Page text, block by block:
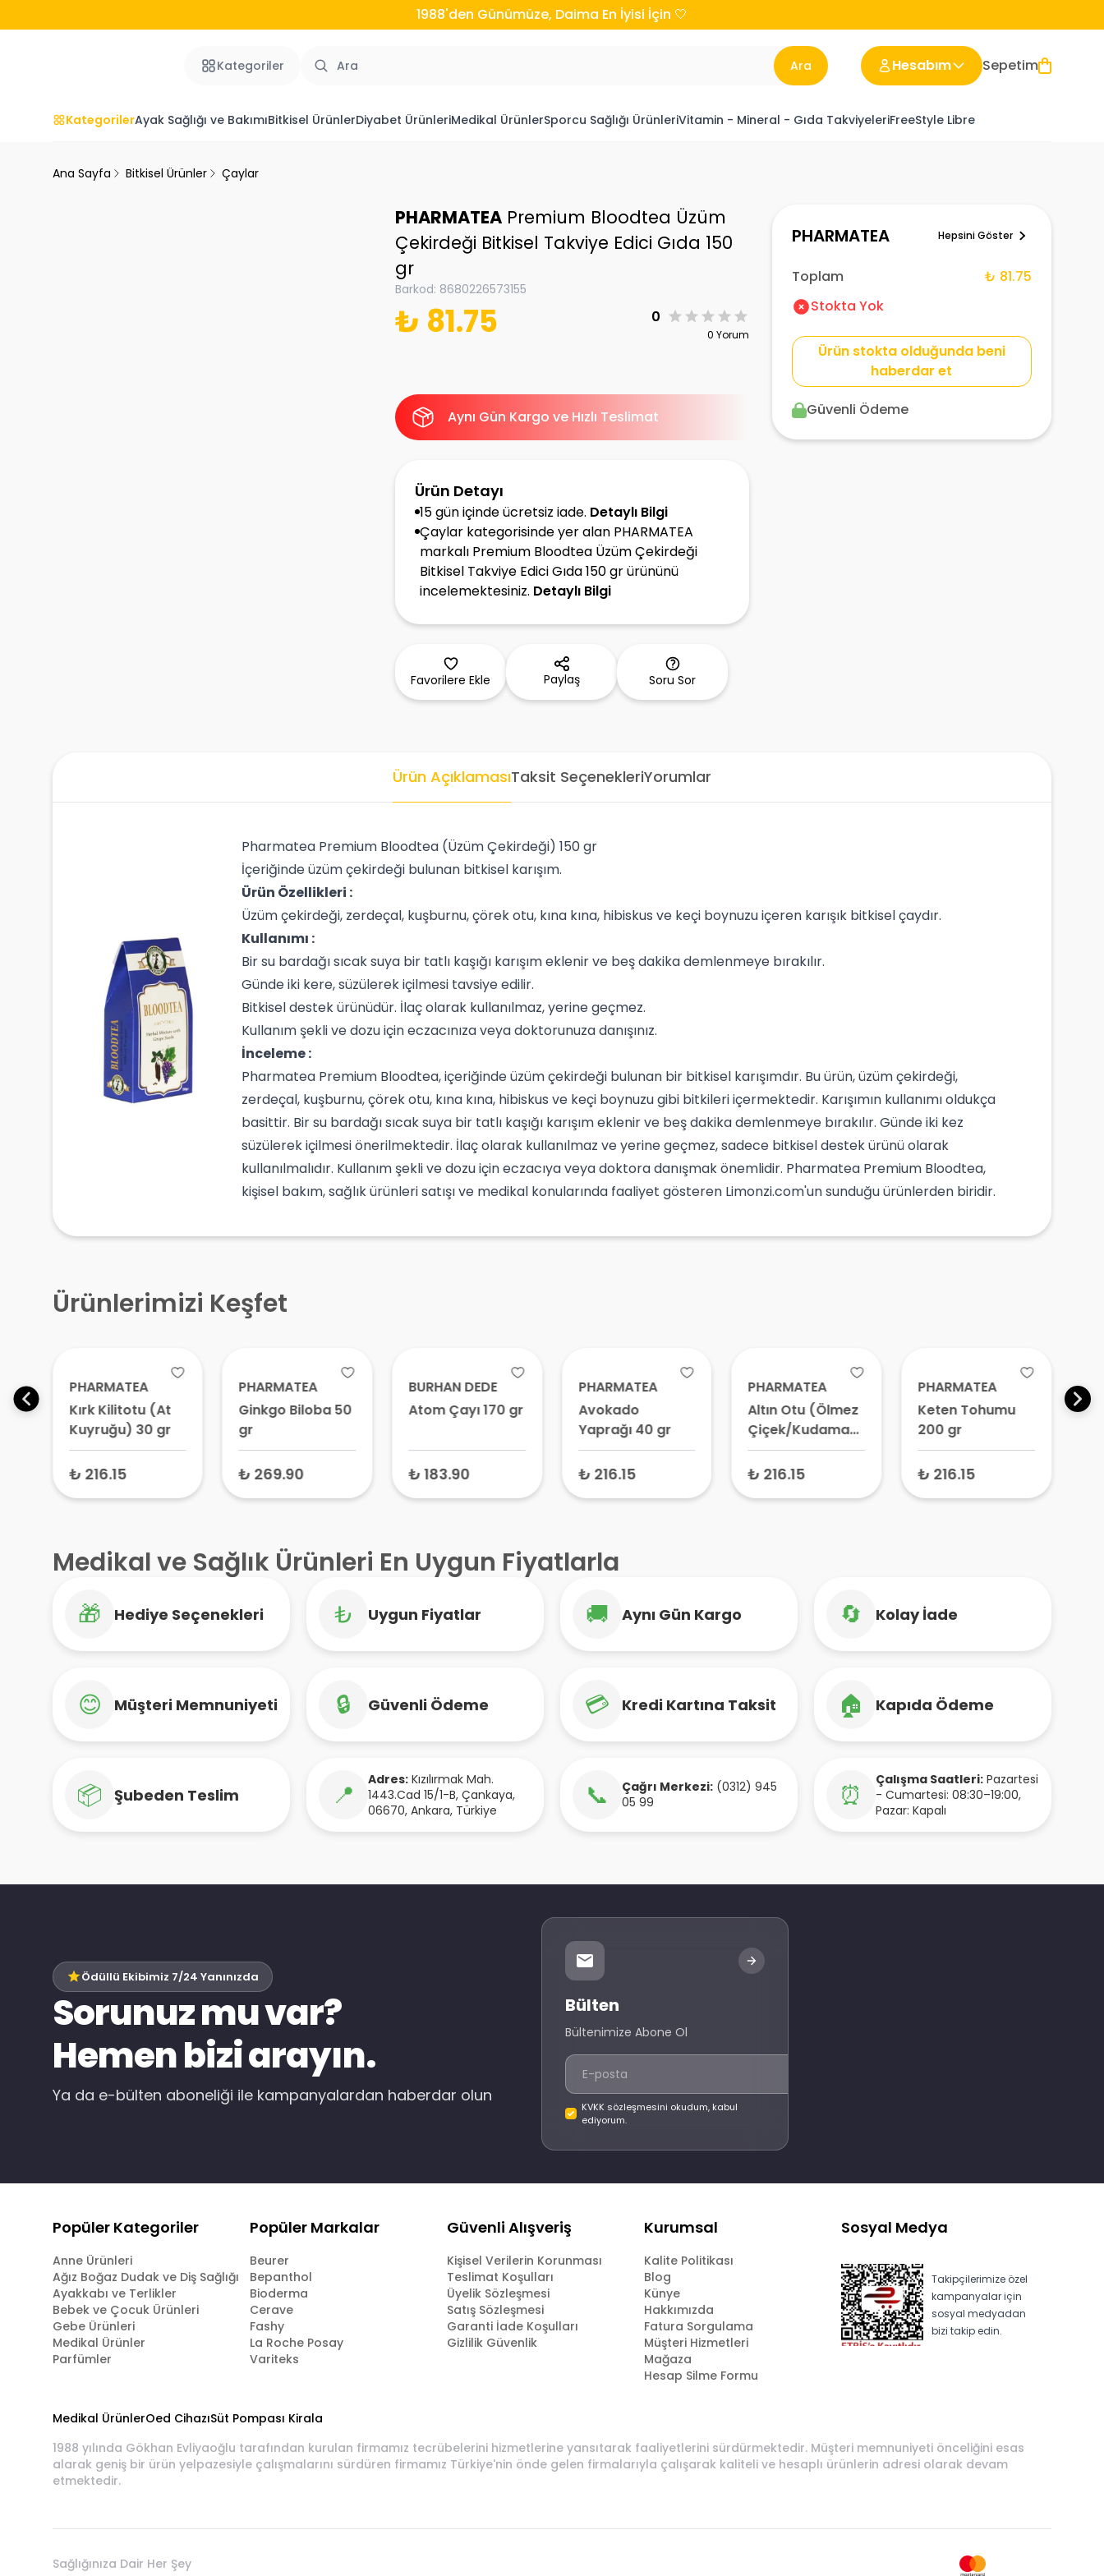
1988'den Günümüze, Daima En İyisi İçin 🤍
Kategoriler Ara Hesabım Sepetim
KategorilerAyak Sağlığı ve BakımıBitkisel ÜrünlerDiyabet ÜrünleriMedikal ÜrünlerSporcu Sağlığı ÜrünleriVitamin - Mineral - Gıda TakviyeleriFreeStyle Libre
Ana Sayfa Bitkisel Ürünler Çaylar
PHARMATEA Premium Bloodtea Üzüm
Çekirdeği Bitkisel Takviye Edici Gıda 150
gr
Barkod: 8680226573155
₺ 81.75 0
0 Yorum
Aynı Gün Kargo ve Hızlı Teslimat
Ürün Detayı
15 gün içinde ücretsiz iade. Detaylı Bilgi
Çaylar kategorisinde yer alan PHARMATEA
markalı Premium Bloodtea Üzüm Çekirdeği
Bitkisel Takviye Edici Gıda 150 gr ürününü
incelemektesiniz. Detaylı Bilgi
Favorilere Ekle Paylaş Soru Sor
PHARMATEA Hepsini Göster
Toplam
₺ 81.75
Stokta Yok
Ürün stokta olduğunda beni
haberdar et
Güvenli Ödeme
Ürün AçıklamasıTaksit SeçenekleriYorumlar
Pharmatea Premium Bloodtea (Üzüm Çekirdeği) 150 gr
İçeriğinde üzüm çekirdeği bulunan bitkisel karışım.
Ürün Özellikleri :
Üzüm çekirdeği, zerdeçal, kuşburnu, çörek otu, kına kına, hibiskus ve keçi boynuzu içeren karışık bitkisel çaydır.
Kullanımı :
Bir su bardağı sıcak suya bir tatlı kaşığı karışım eklenir ve beş dakika demlenmeye bırakılır.
Günde iki kere, süzülerek içilmesi tavsiye edilir.
Bitkisel destek ürünüdür. İlaç olarak kullanılmaz, yerine geçmez.
Kullanım şekli ve dozu için eczacınıza veya doktorunuza danışınız.
İnceleme :
Pharmatea Premium Bloodtea, içeriğinde üzüm çekirdeği bulunan bir bitkisel karışımdır. Bu ürün, üzüm çekirdeği,
zerdeçal, kuşburnu, çörek otu, kına kına, hibiskus ve keçi boynuzu gibi bitkileri içermektedir. Karışımın kullanımı oldukça
basittir. Bir su bardağı sıcak suya bir tatlı kaşığı karışım eklenir ve beş dakika demlenmeye bırakılır. Günde iki kez
süzülerek içilmesi önerilmektedir. İlaç olarak kullanılmaz ve yerine geçmez, sadece bitkisel destek ürünü olarak
kullanılmalıdır. Kullanım şekli ve dozu için eczacıya veya doktora danışmak önemlidir. Pharmatea Premium Bloodtea,
kişisel bakım, sağlık ürünleri satışı ve medikal konularında faaliyet gösteren Limonzi.com'un sunduğu ürünlerden biridir.
Ürünlerimizi Keşfet
PHARMATEA
Kırk Kilitotu (At
Kuyruğu) 30 gr
₺ 216.15
PHARMATEA
Ginkgo Biloba 50
gr
₺ 269.90
BURHAN DEDE
Atom Çayı 170 gr
₺ 183.90
PHARMATEA
Avokado
Yaprağı 40 gr
₺ 216.15
PHARMATEA
Altın Otu (Ölmez
Çiçek/Kudama)
40 gr
₺ 216.15
PHARMATEA
Keten Tohumu
200 gr
₺ 216.15
Medikal ve Sağlık Ürünleri En Uygun Fiyatlarla
🎁 Hediye Seçenekleri ₺ Uygun Fiyatlar 🚚 Aynı Gün Kargo 🔄 Kolay İade
😊 Müşteri Memnuniyeti 🔒 Güvenli Ödeme 💳 Kredi Kartına Taksit 🏠 Kapıda Ödeme
📦 Şubeden Teslim 📍 Adres: Kızılırmak Mah.
1443.Cad 15/1-B, Çankaya,
06670, Ankara, Türkiye 📞 Çağrı Merkezi: (0312) 945
05 99
⏰ Çalışma Saatleri: Pazartesi
- Cumartesi: 08:30–19:00,
Pazar: Kapalı
Ödüllü Ekibimiz 7/24 Yanınızda
Sorunuz mu var?
Hemen bizi arayın.
Ya da e-bülten aboneliği ile kampanyalardan haberdar olun
Bülten
Bültenimize Abone Ol
KVKK sözleşmesini okudum, kabul
ediyorum.
Popüler Kategoriler
Anne Ürünleri
Ağız Boğaz Dudak ve Diş Sağlığı
Ayakkabı ve Terlikler
Bebek ve Çocuk Ürünleri
Gebe Ürünleri
Medikal Ürünler
Parfümler
Popüler Markalar
Beurer
Bepanthol
Bioderma
Cerave
Fashy
La Roche Posay
Variteks
Güvenli Alışveriş
Kişisel Verilerin Korunması
Teslimat Koşulları
Üyelik Sözleşmesi
Satış Sözleşmesi
Garanti İade Koşulları
Gizlilik Güvenlik
Kurumsal
Kalite Politikası
Blog
Künye
Hakkımızda
Fatura Sorgulama
Müşteri Hizmetleri
Mağaza
Hesap Silme Formu
Sosyal Medya
Takipçilerimize özel
kampanyalar için
sosyal medyadan
bizi takip edin.
Medikal ÜrünlerOed CihazıSüt Pompası Kirala
1988 yılında Gökhan Evliyaoğlu tarafından kurulan firmamız tecrübelerini hizmetlerine yansıtarak faaliyetlerini sürdürmektedir. Müşteri memnuniyeti önceliğini esas
alarak geniş bir ürün yelpazesiyle çalışmalarını sürdüren firmamız Türkiye'nin önde gelen firmalarıyla çalışarak kaliteli ve hesaplı ürünlerin adresi olarak devam
etmektedir.
Sağlığınıza Dair Her Şey